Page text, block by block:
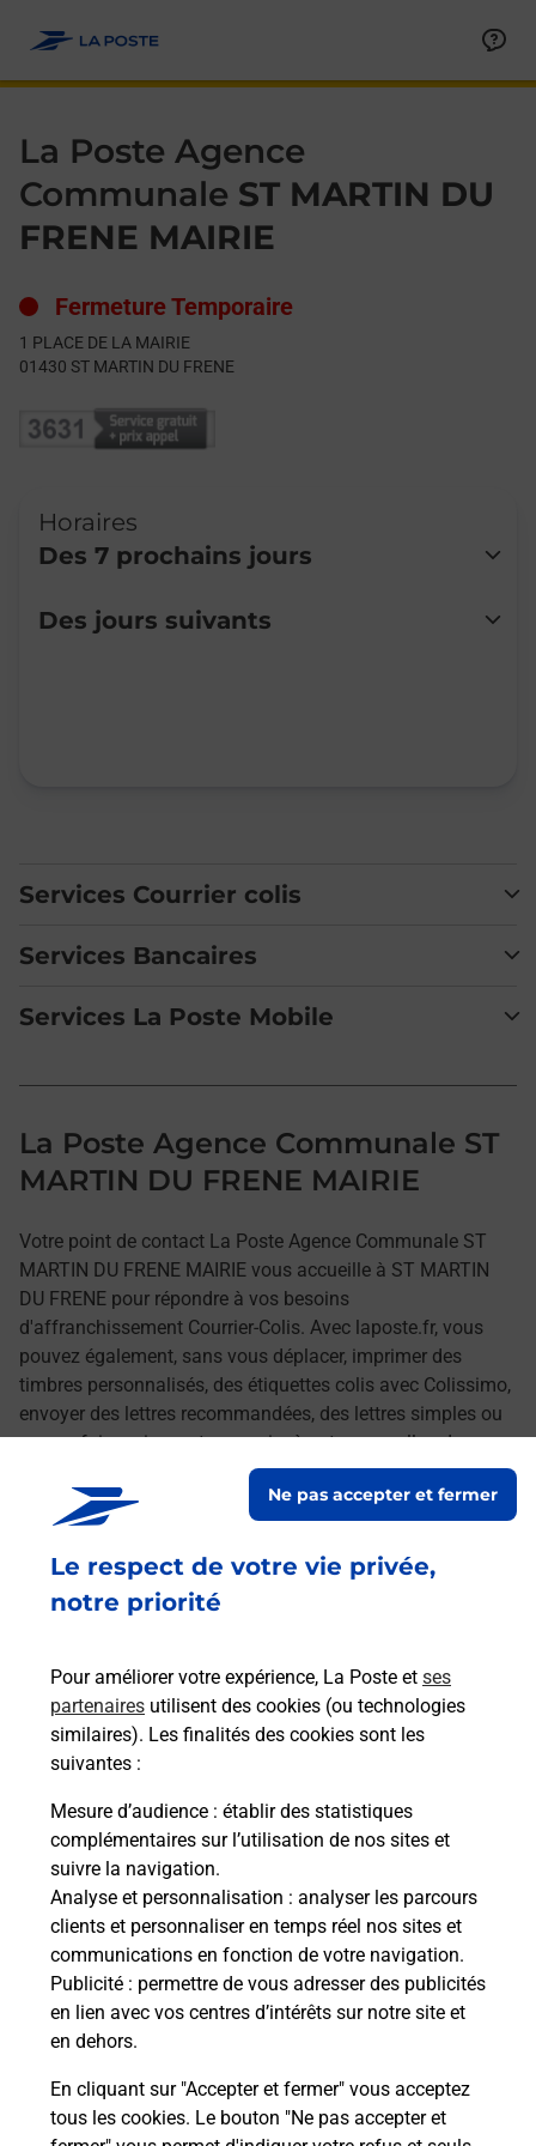
Le respect de votre vie privée,
notre priorité
Pour améliorer votre expérience, La Poste et ses
partenaires utilisent des cookies (ou technologies
similaires). Les finalités des cookies sont les
suivantes :
Mesure d’audience : établir des statistiques
complémentaires sur l’utilisation de nos sites et
suivre la navigation.
Analyse et personnalisation : analyser les parcours
clients et personnaliser en temps réel nos sites et
communications en fonction de votre navigation.
Publicité : permettre de vous adresser des publicités
en lien avec vos centres d’intérêts sur notre site et
en dehors.
En cliquant sur "Accepter et fermer" vous acceptez
tous les cookies. Le bouton "Ne pas accepter et
Ne pas accepter et fermer
La Poste Agence
Communale ST MARTIN DU
FRENE MAIRIE
Fermeture Temporaire
1 PLACE DE LA MAIRIE
01430 ST MARTIN DU FRENE
Horaires
Des 7 prochains jours
Lundi
Fermé
Des jours suivants
Services Courrier colis
Services Bancaires
Services La Poste Mobile
La Poste Agence Communale ST
MARTIN DU FRENE MAIRIE
Votre point de contact La Poste Agence Communale ST
MARTIN DU FRENE MAIRIE vous accueille à ST MARTIN
DU FRENE pour répondre à vos besoins
d'affranchissement Courrier-Colis. Avec laposte.fr, vous
pouvez également, sans vous déplacer, imprimer des
timbres personnalisés, des étiquettes colis avec Colissimo,
envoyer des lettres recommandées, des lettres simples ou
encore faire suivre votre courrier à votre nouvelle adresse.
Le tout quand vous voulez, où vous voulez.
La Poste
ST MARTIN DU FRENE